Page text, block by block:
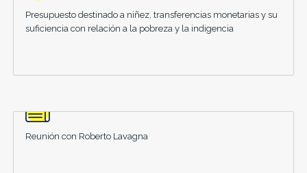
Presupuesto destinado a niñez, transferencias monetarias y su
suficiencia con relación a la pobreza y la indigencia
Reunión con Roberto Lavagna